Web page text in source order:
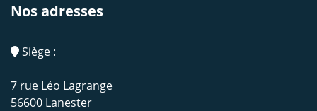
Nos adresses
Siège :
7 rue Léo Lagrange
56600 Lanester